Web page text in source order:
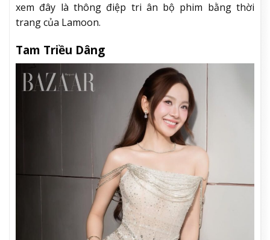
xem đây là thông điệp tri ân bộ phim bằng thời
trang của Lamoon.
Tam Triều Dâng